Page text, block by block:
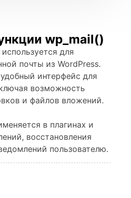
wp_mail()
для
почты из WordPress.
интерфейс для
возможность
и файлов вложений.
в плагинах и
восстановления
пользователю.